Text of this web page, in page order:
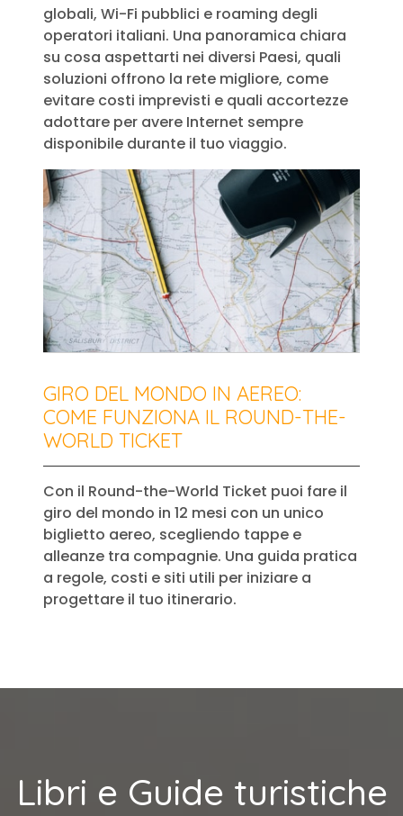
globali, Wi-Fi pubblici e roaming degli
operatori italiani. Una panoramica chiara
su cosa aspettarti nei diversi Paesi, quali
soluzioni offrono la rete migliore, come
evitare costi imprevisti e quali accortezze
adottare per avere Internet sempre
disponibile durante il tuo viaggio.
GIRO DEL MONDO IN AEREO:
COME FUNZIONA IL ROUND-THE-
WORLD TICKET
Con il Round-the-World Ticket puoi fare il
giro del mondo in 12 mesi con un unico
biglietto aereo, scegliendo tappe e
alleanze tra compagnie. Una guida pratica
a regole, costi e siti utili per iniziare a
progettare il tuo itinerario.
Libri e Guide turistiche